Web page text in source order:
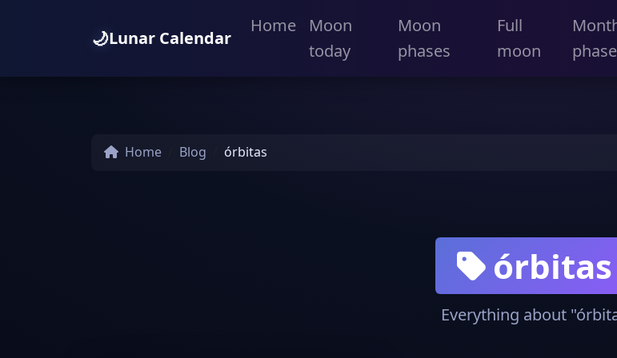
🌙Lunar Calendar
Home
Moon
today
Moon
phases
Full
moon
phase
Home Blog órbitas
órbitas
Everything about